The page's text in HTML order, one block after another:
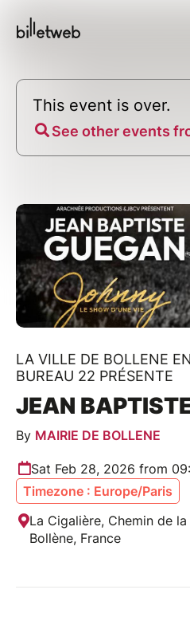
This event is over.
See other events
LA VILLE DE BOLLENE
BUREAU 22 PRÉSENTE
JEAN
By MAIRIE DE BOLLENE
Sat Feb 28, 2026 from
Timezone : Europe/Paris
La Cigalière, Chemin de
Bollène, France